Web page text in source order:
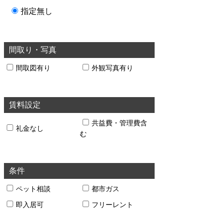
指定無し
間取り・写真
間取図有り 外観写真有り
賃料設定
礼金なし
共益費・管理費含
む
条件
ペット相談 都市ガス
即入居可 フリーレント